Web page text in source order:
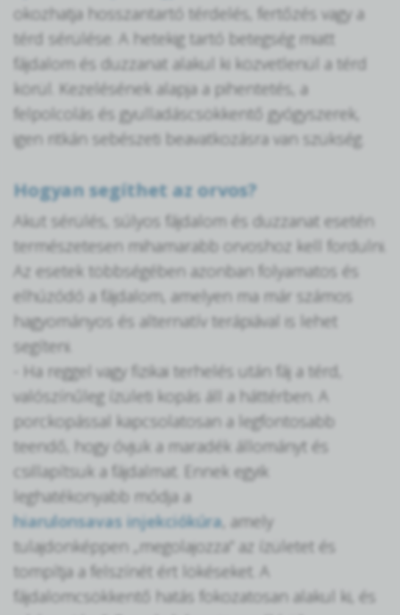
okozhatja hosszantartó térdelés, fertőzés vagy a
térd sérülése. A hetekig tartó betegség miatt
fájdalom és duzzanat alakul ki közvetlenül a térd
körül. Kezelésének alapja a pihentetés, a
felpolcolás és gyulladáscsökkentő gyógyszerek,
igen ritkán sebészeti beavatkozásra van szükség.
Hogyan segíthet az orvos?
Akut sérülés, súlyos fájdalom és duzzanat esetén
természetesen mihamarabb orvoshoz kell fordulni.
Az esetek többségében azonban folyamatos és
elhúzódó a fájdalom, amelyen ma már számos
hagyományos és alternatív terápiával is lehet
segíteni.
- Ha reggel vagy fizikai terhelés után fáj a térd,
valószínűleg ízületi kopás áll a háttérben. A
porckopással kapcsolatosan a legfontosabb
teendő, hogy óvjuk a maradék állományt és
csillapítsuk a fájdalmat. Ennek egyik
leghatékonyabb módja a
hiarulonsavas injekciókúra , amely
tulajdonképpen „megolajozza” az ízületet és
tompítja a felszínét ért lökéseket. A
fájdalomcsökkentő hatás fokozatosan alakul ki, és